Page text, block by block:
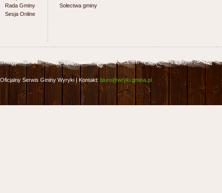
Rada Gminy
Sesja Online
Sołectwa gminy
Oficjalny Serwis Gminy Wyryki | Kontakt: biuro@wryki.gmina.pl